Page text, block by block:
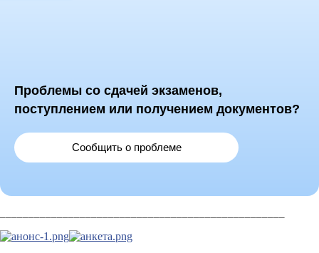
Проблемы со сдачей экзаменов,
поступлением или получением документов?
Сообщить о проблеме